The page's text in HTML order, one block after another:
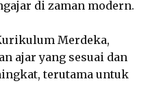
di zaman modern.
Merdeka,
ajar yang sesuai dan
terutama untuk